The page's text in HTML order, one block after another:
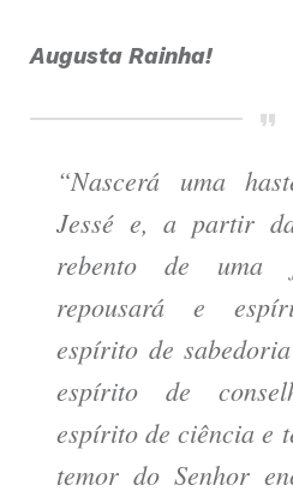
Augusta Rainha!
“Nascerá uma
Jessé e, a partir
rebento de uma
repousará e
espírito de
espírito de
espírito de ciência e
temor do Senhor